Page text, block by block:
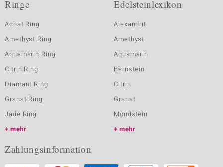
Ringe
Achat Ring
Amethyst Ring
Aquamarin Ring
Citrin Ring
Diamant Ring
Granat Ring
Jade Ring
mehr
Edelsteinlexikon
Alexandrit
Amethyst
Aquamarin
Bernstein
Citrin
Granat
Mondstein
mehr
Zahlungsinformation